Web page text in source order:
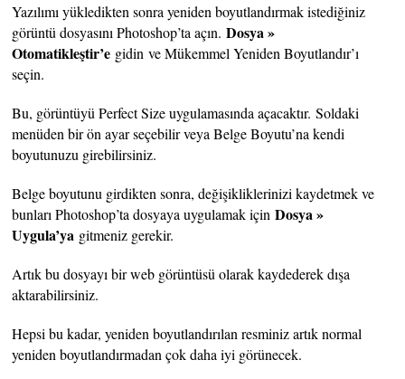
Yazılımı yükledikten sonra yeniden boyutlandırmak istediğiniz
görüntü dosyasını Photoshop’ta açın.Dosya »
Otomatikleştir’e gidin ve Mükemmel Yeniden Boyutlandır’ı
seçin.
Bu, görüntüyü Perfect Size uygulamasında açacaktır. Soldaki
menüden bir ön ayar seçebilir veya Belge Boyutu’na kendi
boyutunuzu girebilirsiniz.
Belge boyutunu girdikten sonra, değişikliklerinizi kaydetmek ve
bunları Photoshop’ta dosyaya uygulamak içinDosya »
Uygula’ya gitmeniz gerekir.
Artık bu dosyayı bir web görüntüsü olarak kaydederek dışa
aktarabilirsiniz.
Hepsi bu kadar, yeniden boyutlandırılan resminiz artık normal
yeniden boyutlandırmadan çok daha iyi görünecek.